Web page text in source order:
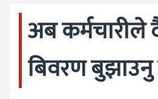
अब कर्मचारीले
बिवरण बुझाउनु